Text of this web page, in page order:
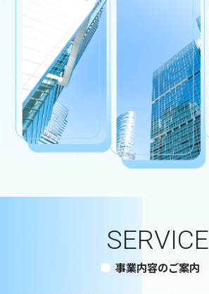
SERVICE
事業内容のご案内